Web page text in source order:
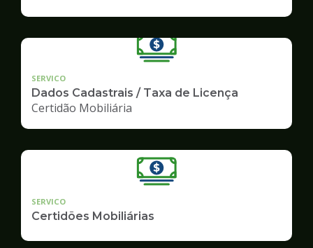
SERVICO
Dados Cadastrais / Taxa de Licença
Certidão Mobiliária
SERVICO
Certidões Mobiliárias